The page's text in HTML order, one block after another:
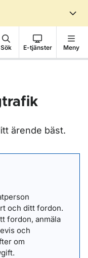
Sök E-tjänster Meny
ärende bäst.
och ditt fordon.
fordon, anmäla
och
om